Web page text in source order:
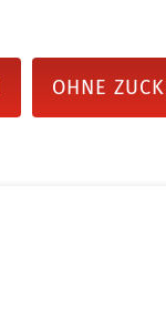
OHNE